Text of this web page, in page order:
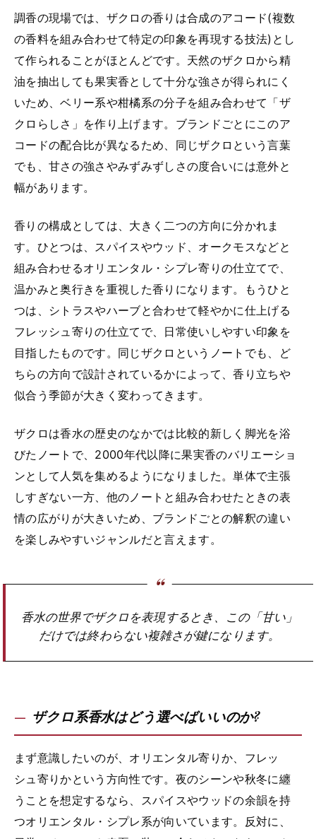
調香の現場では、ザクロの香りは合成のアコード(複数
の香料を組み合わせて特定の印象を再現する技法)とし
て作られることがほとんどです。天然のザクロから精
油を抽出しても果実香として十分な強さが得られにく
いため、ベリー系や柑橘系の分子を組み合わせて「ザ
クロらしさ」を作り上げます。ブランドごとにこのア
コードの配合比が異なるため、同じザクロという言葉
でも、甘さの強さやみずみずしさの度合いには意外と
幅があります。
香りの構成としては、大きく二つの方向に分かれま
す。ひとつは、スパイスやウッド、オークモスなどと
組み合わせるオリエンタル・シプレ寄りの仕立てで、
温かみと奥行きを重視した香りになります。もうひと
つは、シトラスやハーブと合わせて軽やかに仕上げる
フレッシュ寄りの仕立てで、日常使いしやすい印象を
目指したものです。同じザクロというノートでも、ど
ちらの方向で設計されているかによって、香り立ちや
似合う季節が大きく変わってきます。
ザクロは香水の歴史のなかでは比較的新しく脚光を浴
びたノートで、2000年代以降に果実香のバリエーショ
ンとして人気を集めるようになりました。単体で主張
しすぎない一方、他のノートと組み合わせたときの表
情の広がりが大きいため、ブランドごとの解釈の違い
を楽しみやすいジャンルだと言えます。
香水の世界でザクロを表現するとき、この「甘い」
だけでは終わらない複雑さが鍵になります。
ザクロ系香水はどう選べばいいのか?
まず意識したいのが、オリエンタル寄りか、フレッ
シュ寄りかという方向性です。夜のシーンや秋冬に纏
うことを想定するなら、スパイスやウッドの余韻を持
つオリエンタル・シプレ系が向いています。反対に、